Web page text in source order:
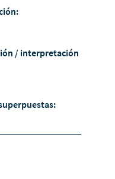
/ interpretación